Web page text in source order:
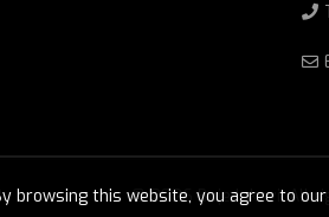
© 2026Boje lakovi. All
browsing this website, you agree to